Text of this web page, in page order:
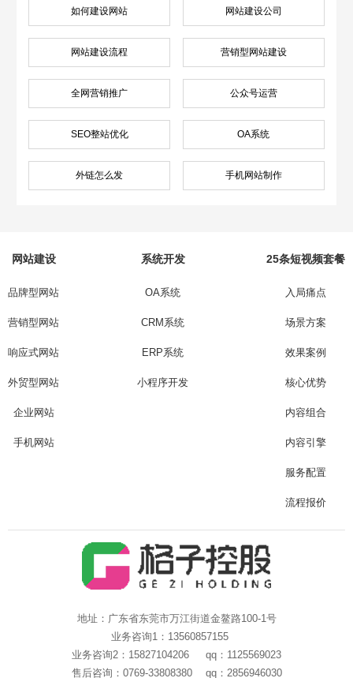
如何建设网站 网站建设公司
网站建设流程 营销型网站建设
全网营销推广 公众号运营
SEO整站优化 OA系统
外链怎么发 手机网站制作
网站建设
品牌型网站
营销型网站
响应式网站
外贸型网站
企业网站
手机网站
系统开发
OA系统
CRM系统
ERP系统
小程序开发
25条短视频套餐
入局痛点
场景方案
效果案例
核心优势
内容组合
内容引擎
服务配置
流程报价
地址：广东省东莞市万江街道金鳌路100-1号
业务咨询1：13560857155
业务咨询2：15827104206 qq：1125569023
售后咨询：0769-33808380 qq：2856946030